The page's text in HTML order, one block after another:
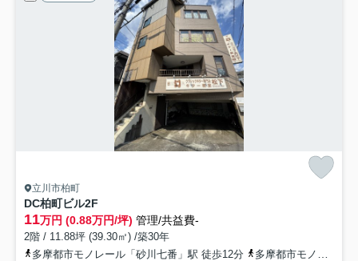
立川市柏町
DC柏町ビル2F
11万円 (0.88万円/坪) 管理/共益費-
2階 / 11.88坪 (39.30㎡) /築30年
多摩都市モノレール「砂川七番」駅 徒歩12分
多摩都市モノレール「泉体育館」駅 徒歩12分